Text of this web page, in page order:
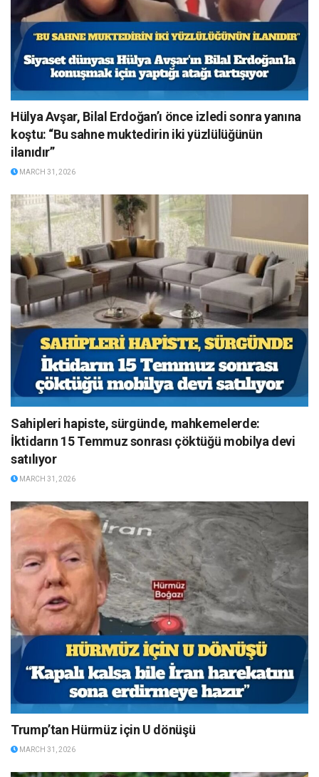
Hülya Avşar, Bilal Erdoğan’ı önce izledi sonra yanına
koştu: “Bu sahne muktedirin iki yüzlülüğünün
ilanıdır”
MARCH 31, 2026
Sahipleri hapiste, sürgünde, mahkemelerde:
İktidarın 15 Temmuz sonrası çöktüğü mobilya devi
satılıyor
MARCH 31, 2026
Trump’tan Hürmüz için U dönüşü
MARCH 31, 2026